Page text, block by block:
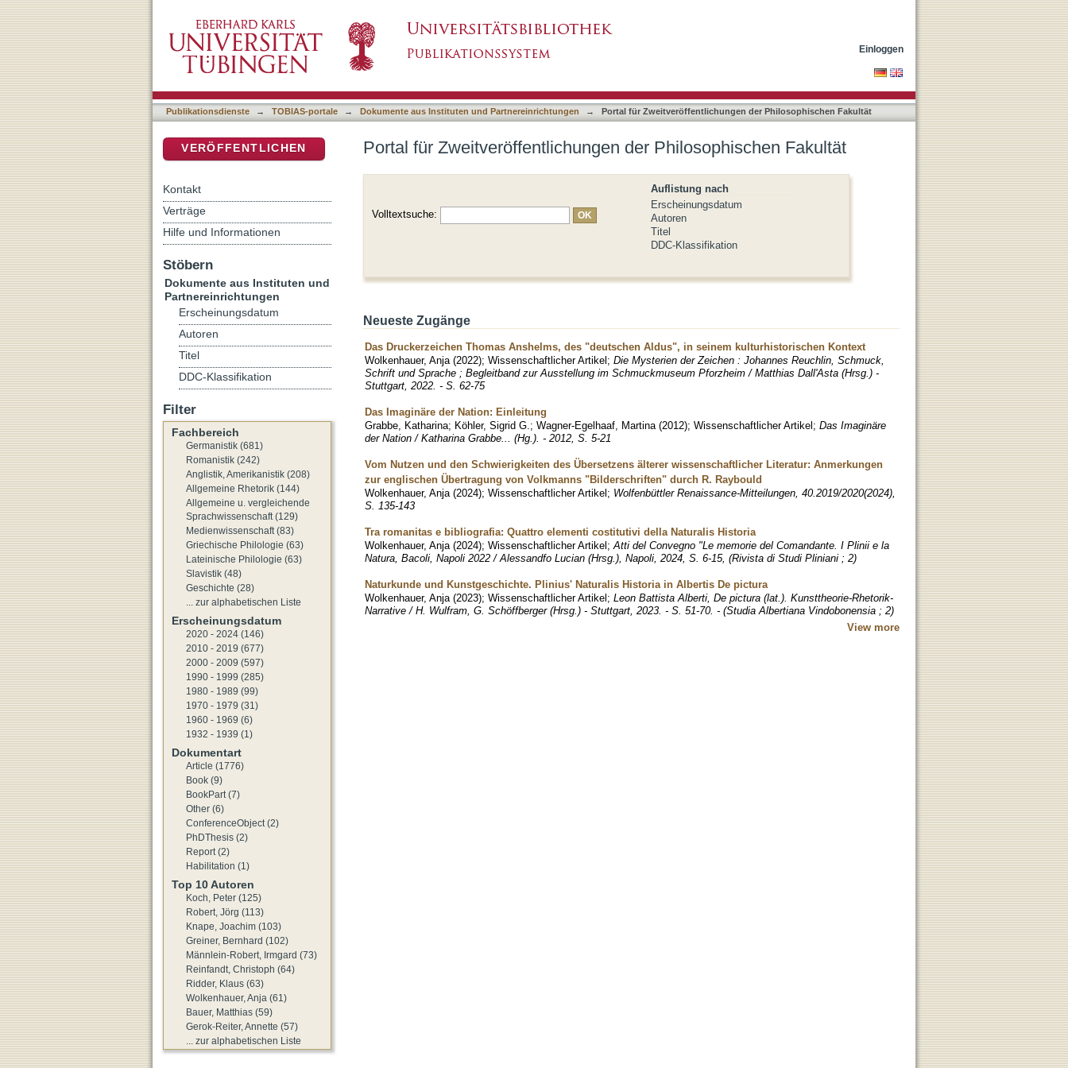
Einloggen
Publikationsdienste → TOBIAS-portale → Dokumente aus Instituten und Partnereinrichtungen → Portal für Zweitveröffentlichungen der Philosophischen Fakultät
Portal für Zweitveröffentlichungen der Philosophischen Fakultät
Auflistung nach
Erscheinungsdatum
Autoren
Titel
DDC-Klassifikation
Volltextsuche:
Neueste Zugänge
Das Druckerzeichen Thomas Anshelms, des "deutschen Aldus", in seinem kulturhistorischen Kontext
Wolkenhauer, Anja (2022); Wissenschaftlicher Artikel ; Die Mysterien der Zeichen : Johannes Reuchlin, Schmuck,
Schrift und Sprache ; Begleitband zur Ausstellung im Schmuckmuseum Pforzheim / Matthias Dall'Asta (Hrsg.) -
Stuttgart, 2022. - S. 62-75
Das Imaginäre der Nation: Einleitung
Grabbe, Katharina; Köhler, Sigrid G.; Wagner-Egelhaaf, Martina (2012); Wissenschaftlicher Artikel ; Das Imaginäre
der Nation / Katharina Grabbe... (Hg.). - 2012, S. 5-21
Vom Nutzen und den Schwierigkeiten des Übersetzens älterer wissenschaftlicher Literatur: Anmerkungen
zur englischen Übertragung von Volkmanns "Bilderschriften" durch R. Raybould
Wolkenhauer, Anja (2024); Wissenschaftlicher Artikel ; Wolfenbüttler Renaissance-Mitteilungen, 40.2019/2020(2024),
S. 135-143
Tra romanitas e bibliografia: Quattro elementi costitutivi della Naturalis Historia
Wolkenhauer, Anja (2024); Wissenschaftlicher Artikel ;Atti del Convegno "Le memorie del Comandante. I Plinii e la
Natura, Bacoli, Napoli 2022 / Alessandfo Lucian (Hrsg.), Napoli, 2024, S. 6-15, (Rivista di Studi Pliniani ; 2)
Naturkunde und Kunstgeschichte. Plinius' Naturalis Historia in Albertis De pictura
Wolkenhauer, Anja (2023); Wissenschaftlicher Artikel ; Leon Battista Alberti, De pictura (lat.). Kunsttheorie-Rhetorik-
Narrative / H. Wulfram, G. Schöffberger (Hrsg.) - Stuttgart, 2023. - S. 51-70. - (Studia Albertiana Vindobonensia ; 2)
View more
VERÖFFENTLICHEN
Kontakt
Verträge
Hilfe und Informationen
Stöbern
Dokumente aus Instituten und
Partnereinrichtungen
Erscheinungsdatum
Autoren
Titel
DDC-Klassifikation
Filter
Fachbereich
Germanistik (681)
Romanistik (242)
Anglistik, Amerikanistik (208)
Allgemeine Rhetorik (144)
Allgemeine u. vergleichende
Sprachwissenschaft (129)
Medienwissenschaft (83)
Griechische Philologie (63)
Lateinische Philologie (63)
Slavistik (48)
Geschichte (28)
... zur alphabetischen Liste
Erscheinungsdatum
2020 - 2024 (146)
2010 - 2019 (677)
2000 - 2009 (597)
1990 - 1999 (285)
1980 - 1989 (99)
1970 - 1979 (31)
1960 - 1969 (6)
1932 - 1939 (1)
Dokumentart
Article (1776)
Book (9)
BookPart (7)
Other (6)
ConferenceObject (2)
PhDThesis (2)
Report (2)
Habilitation (1)
Top 10 Autoren
Koch, Peter (125)
Robert, Jörg (113)
Knape, Joachim (103)
Greiner, Bernhard (102)
Männlein-Robert, Irmgard (73)
Reinfandt, Christoph (64)
Ridder, Klaus (63)
Wolkenhauer, Anja (61)
Bauer, Matthias (59)
Gerok-Reiter, Annette (57)
... zur alphabetischen Liste